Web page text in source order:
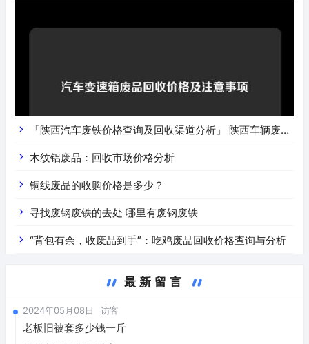
「陕西汽车废铁价格查询及回收渠道分析」 陕西车辆废铁
价是什么
木纹铝废品：回收市场价格分析
铜线废品的收购价格是多少？
寻找废钢废铁的去处 哪里有废钢废铁
“背包有余，收废品到手”：吃鸡废品回收价格查询与分析
最新留言
2024年05月08日 访客
老板旧被套多少钱一斤